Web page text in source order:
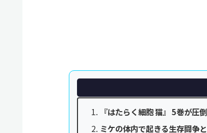
『はたらく細胞 猫』 5巻が圧
ミケの体内で起きる生存闘争